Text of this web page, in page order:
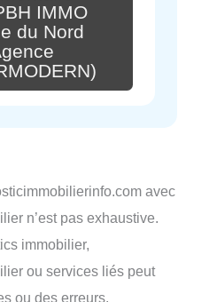
IMMO
du Nord
avec
n’est pas exhaustive.
immobilier,
ou services liés peut
ou des erreurs.